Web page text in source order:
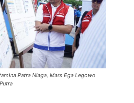
Patra Niaga, Mars Ega Legowo
Putra